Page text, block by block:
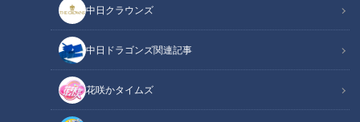
中日クラウンズ
中日ドラゴンズ関連記事
花咲かタイムズ